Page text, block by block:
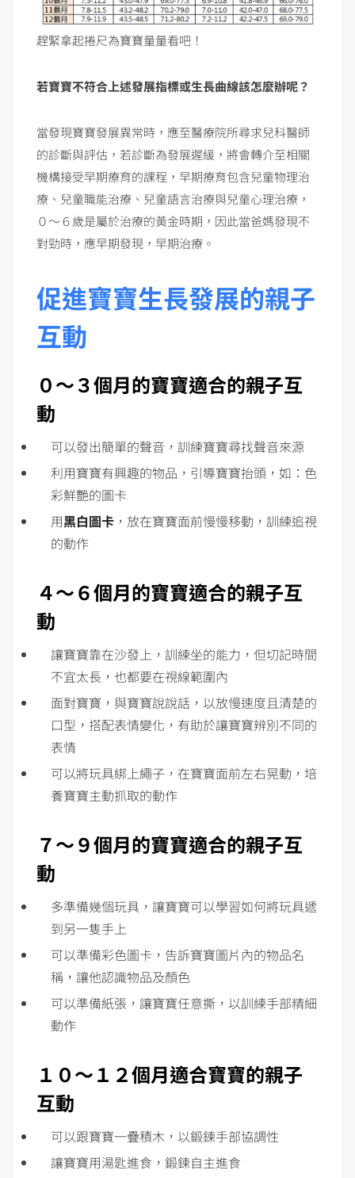
趕緊拿起捲尺為寶寶量量看吧！
若寶寶不符合上述發展指標或生長曲線該怎麼辦呢？
當發現寶寶發展異常時，應至醫療院所尋求兒科醫師
的診斷與評估，若診斷為發展遲緩，將會轉介至相關
機構接受早期療育的課程，早期療育包含兒童物理治
療、兒童職能治療、兒童語言治療與兒童心理治療，
０～６歲是屬於治療的黃金時期，因此當爸媽發現不
對勁時，應早期發現，早期治療。
促進寶寶生長發展的親子
互動
０～３個月的寶寶適合的親子互
動
可以發出簡單的聲音，訓練寶寶尋找聲音來源
利用寶寶有興趣的物品，引導寶寶抬頭，如：色
彩鮮艷的圖卡
用黑白圖卡 ，放在寶寶面前慢慢移動，訓練追視
的動作
４～６個月的寶寶適合的親子互
動
讓寶寶靠在沙發上，訓練坐的能力，但切記時間
不宜太長，也都要在視線範圍內
面對寶寶，與寶寶說說話，以放慢速度且清楚的
口型，搭配表情變化，有助於讓寶寶辨別不同的
表情
可以將玩具綁上繩子，在寶寶面前左右晃動，培
養寶寶主動抓取的動作
７～９個月的寶寶適合的親子互
動
多準備幾個玩具，讓寶寶可以學習如何將玩具遞
到另一隻手上
可以準備彩色圖卡，告訴寶寶圖片內的物品名
稱，讓他認識物品及顏色
可以準備紙張，讓寶寶任意撕，以訓練手部精細
動作
１０～１２個月適合寶寶的親子
互動
可以跟寶寶一疊積木，以鍛鍊手部協調性
讓寶寶用湯匙進食，鍛鍊自主進食